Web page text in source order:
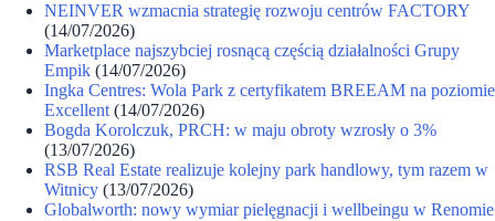
NEINVER wzmacnia strategię rozwoju centrów FACTORY
(14/07/2026)
Marketplace najszybciej rosnącą częścią działalności Grupy
Empik (14/07/2026)
Ingka Centres: Wola Park z certyfikatem BREEAM na poziomie
Excellent (14/07/2026)
Bogda Korolczuk, PRCH: w maju obroty wzrosły o 3%
(13/07/2026)
RSB Real Estate realizuje kolejny park handlowy, tym razem w
Witnicy (13/07/2026)
Globalworth: nowy wymiar pielęgnacji i wellbeingu w Renomie